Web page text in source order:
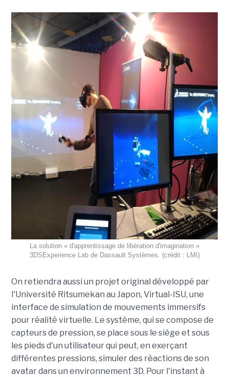
La solution « d'apprentissage de libération d'imagination »
3DSExperience Lab de Dassault Systèmes. (crédit : LMI)
On retiendra aussi un projet original développé par
l'Université Ritsumekan au Japon, Virtual-ISU, une
interface de simulation de mouvements immersifs
pour réalité virtuelle. Le système, qui se compose de
capteurs de pression, se place sous le siège et sous
les pieds d'un utilisateur qui peut, en exerçant
différentes pressions, simuler des réactions de son
avatar dans un environnement 3D. Pour l'instant à